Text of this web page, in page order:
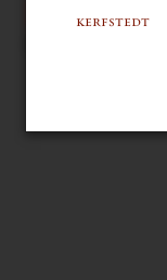
kerfstedt